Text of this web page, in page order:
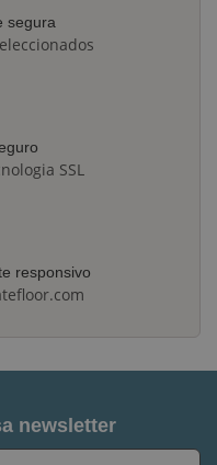
segura
SSL
responsivo
newsletter